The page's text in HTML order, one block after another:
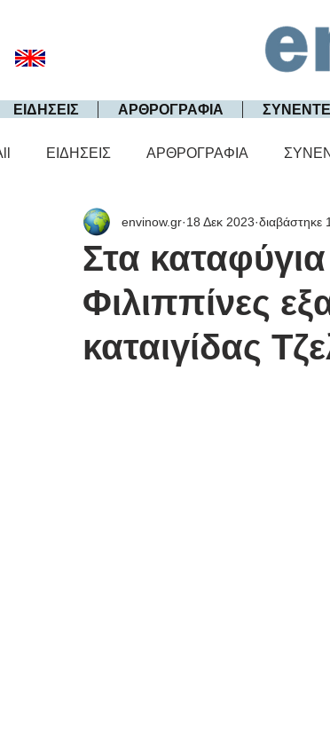
ΕΙΔΗΣΕΙΣ ΑΡΘΡΟΓΡΑΦΙΑ
ΕΙΔΗΣΕΙΣ ΑΡΘΡΟΓΡΑΦΙΑ
Στα
Φιλιππίνες
καταιγίδας
envinow.gr 18 Δεκ 2023 διαβάστηκε